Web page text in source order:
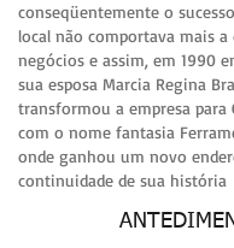
conseqüentemente o
local não comportava mais a
negócios e assim, em 1990
sua esposa Marcia Regina
transformou a empresa para
com o nome fantasia
onde ganhou um novo
continuidade de sua história